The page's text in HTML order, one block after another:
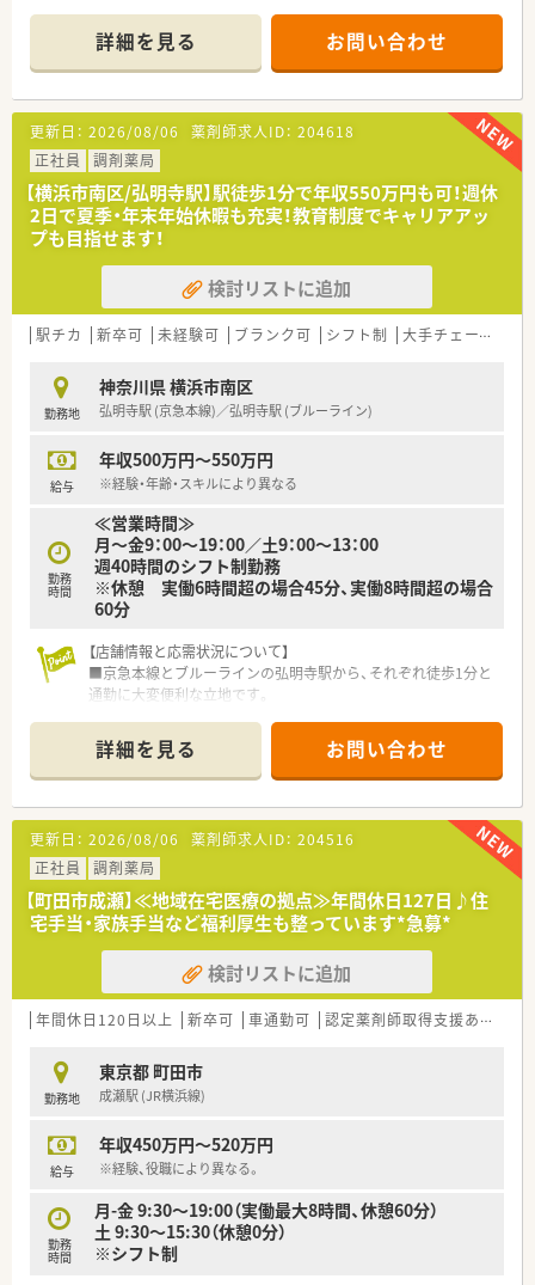
■研修制度は様々なプランがあり、集合研修だけでなく任意で受
講可能な研修も幅広く用意されています
■店舗で活躍する従業員、社外で活躍する従業員、将来経営幹部
となる従業員など、薬剤師として様々な活躍ができるフィールド
を用意されています
■総合薬剤師・調剤薬剤師（土日休み・19時までの勤務）どちらか
の働き方を選択できます
■調剤併設型だけでなく「医療モール・クリニック併設店舗」「敷
地内薬局」「訪問調剤特化型店舗」など様々な店舗を運営してい
ます
■在宅医療にも積極的取り組んでおり「訪問調剤特化型店舗」を
50店舗以上、無菌調剤室は業界最多の51店舗設置しています
■「プラチナくるみん認定企業」「健康経営優良法人2023（大規模
法人部門）認定」等を取得し一人ひとりが働きやすい環境が整備
されています
があるのも特徴です
詳細を見る お問い合わせ
更新日： 2026/08/06 薬剤師求人ID： 204618
正社員
調剤薬局
【横浜市南区/弘明寺駅】駅徒歩1分で年収550万円も可！週休
2日で夏季・年末年始休暇も充実！教育制度でキャリアアッ
プも目指せます！
検討リストに追加
駅チカ 新卒可 未経験可 ブランク可 シフト制 大手チェーン以外
勤務地
神奈川県 横浜市南区
弘明寺駅 (京急本線)／弘明寺駅 (ブルーライン)
給与
年収500万円～550万円
※経験・年齢・スキルにより異なる
勤務
時間
≪営業時間≫
月～金9：00～19：00／土9：00～13：00
週40時間のシフト制勤務
※休憩 実働6時間超の場合45分、実働8時間超の場合
60分
【店舗情報と応需状況について】
■京急本線とブルーラインの弘明寺駅から、それぞれ徒歩1分と
通勤に大変便利な立地です。
など幅広く応需しています。
■処方箋は1日あたり約50～60枚で、正社員2名とパート3名体
制で対応しています。
【法人特徴について】
■母体は全国に550店舗以上の調剤薬局を展開する、経営コンサ
ルティング企業です。
■調剤薬局事業のほか、クリニックモールの企画や医療機器リー
スなど多角的に展開中です。
■地域医療への貢献を重視しており、地域に密着した店舗運営を
大切にしています。
【想定されるキャリアイメージ】
■e-Learningや勉強会など、継続的に知識をアップデートでき
■糖尿病や在宅、がん領域などの「社内認定専門薬剤師」を目指
すことが可能です。
■将来的には大手グループの一員となるため、キャリアパスの選
【こんな取り組みをしています】
を導入し、業務を効率化しています。
■薬剤師の専門性を高めるため、独自の社内認定専門薬剤師制度
の育成に注力しています。
詳細を見る お問い合わせ
更新日： 2026/08/06 薬剤師求人ID： 204516
正社員
調剤薬局
【町田市成瀬】≪地域在宅医療の拠点≫年間休日127日♪住
宅手当・家族手当など福利厚生も整っています*急募*
検討リストに追加
年間休日120日以上 新卒可 車通勤可 認定薬剤師取得支援あり
勤務地
東京都 町田市
成瀬駅 (JR横浜線)
給与
年収450万円～520万円
※経験、役職により異なる。
勤務
時間
月-金 9:30～19:00（実働最大8時間、休憩60分）
土 9:30～15:30（休憩0分）
※シフト制